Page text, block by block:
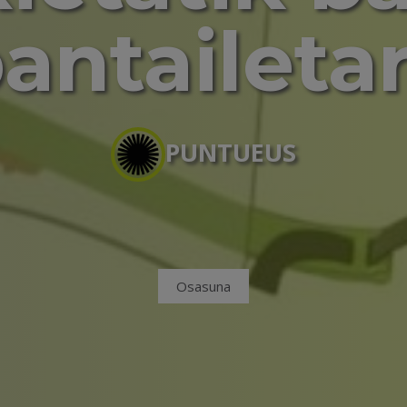
PUNTUEUS
Osasuna